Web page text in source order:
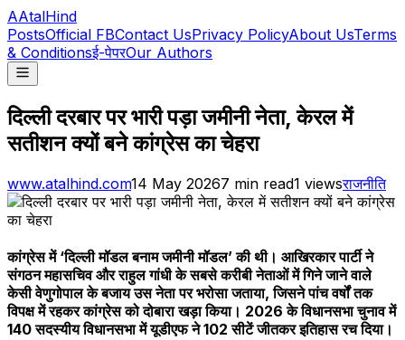
AAtalHind
PostsOfficial FBContact UsPrivacy PolicyAbout UsTerms
& Conditionsई-पेपरOur Authors
दिल्ली दरबार पर भारी पड़ा जमीनी नेता, केरल में
सतीशन क्यों बने कांग्रेस का चेहरा
www.atalhind.com14 May 20267 min read1 viewsराजनीति
कांग्रेस में ‘दिल्ली मॉडल बनाम जमीनी मॉडल’ की थी। आखिरकार पार्टी ने
संगठन महासचिव और राहुल गांधी के सबसे करीबी नेताओं में गिने जाने वाले
केसी वेणुगोपाल के बजाय उस नेता पर भरोसा जताया, जिसने पांच वर्षों तक
विपक्ष में रहकर कांग्रेस को दोबारा खड़ा किया। 2026 के विधानसभा चुनाव में
140 सदस्यीय विधानसभा में यूडीएफ ने 102 सीटें जीतकर इतिहास रच दिया।